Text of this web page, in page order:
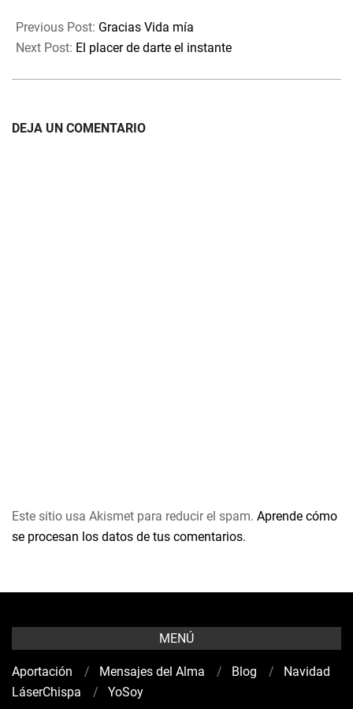
sabiendo…
08-
13
Previous Post: Gracias Vida mía
Next Post: El placer de darte el instante
DEJA UN COMENTARIO
Este sitio usa Akismet para reducir el spam. Aprende cómo
se procesan los datos de tus comentarios.
MENÚ
Aportación Mensajes del Alma Blog
Navidad
LáserChispa
YoSoy